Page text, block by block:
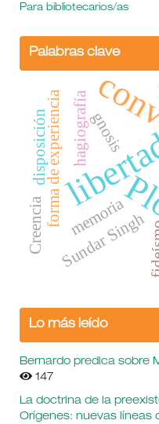
Para bibliotecarios/as
Palabras clave
Sundar Singh
hagiografía
forma de experiencia
disposición
Creencia memoria
gnosis
Lo más leído
Bernardo predica sobre
147
La doctrina de la
Orígenes: nuevas líneas